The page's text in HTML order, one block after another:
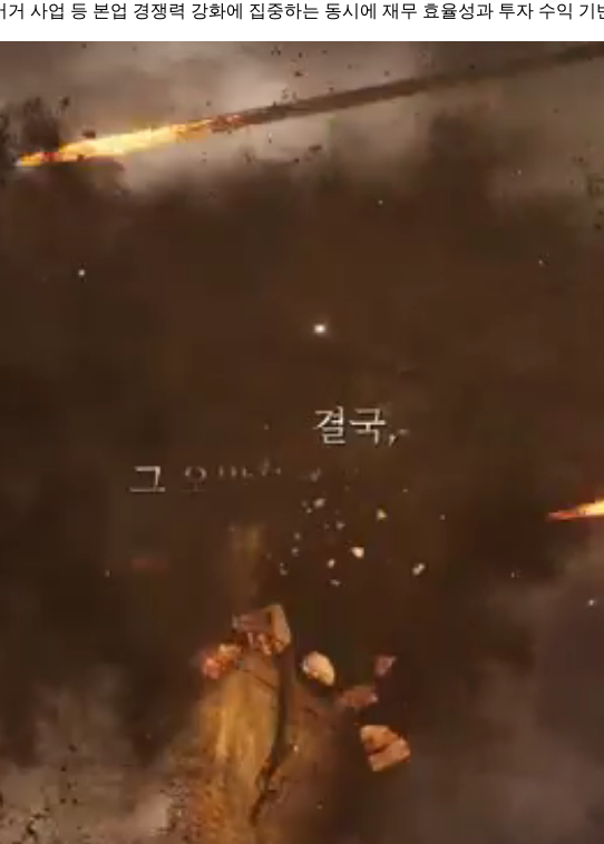
사업 등 본업 경쟁력 강화에 집중하는 동시에 재무 효율성과 투자 수익